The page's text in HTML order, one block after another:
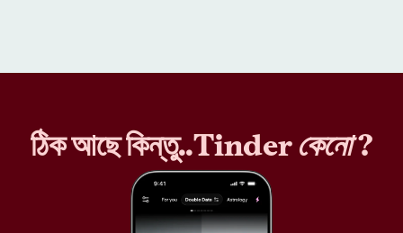
ঠিক আছে কিন্তু..Tinderকেনো?